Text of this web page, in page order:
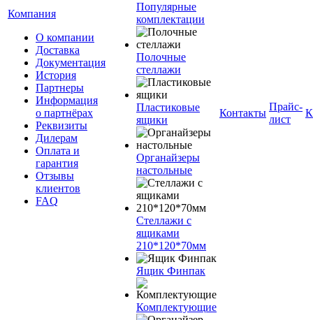
Компания
О компании
Доставка
Документация
История
Партнеры
Информация
о партнёрах
Реквизиты
Дилерам
Оплата и
гарантия
Отзывы
клиентов
FAQ
Популярные
комплектации
Полочные
стеллажи
Пластиковые
ящики
Органайзеры
настольные
Стеллажи с
ящиками
210*120*70мм
Ящик Финпак
Комплектующие
Контакты
Прайс-
лист